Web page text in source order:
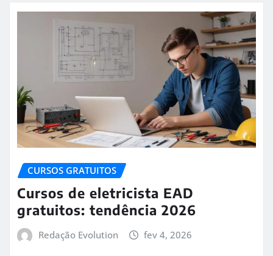
CURSOS GRATUITOS
Cursos de eletricista EAD
gratuitos: tendência 2026
Redação Evolution fev 4, 2026